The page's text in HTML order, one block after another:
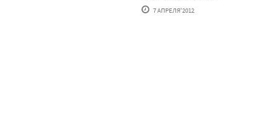
7 АПРЕЛЯ'2012